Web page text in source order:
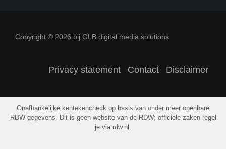
Copyright © 2026 bij GLB digital media solutions
Privacy statement Contact Disclaimer
Onafhankelijke kentekencheck op basis van onder meer openbare
RDW-gegevens. Dit is geen website van de RDW; officiele zaken regel
je via rdw.nl.